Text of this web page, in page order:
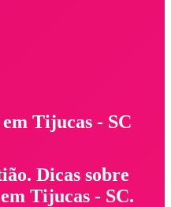
Tijucas - SC
Dicas sobre
Tijucas - SC.